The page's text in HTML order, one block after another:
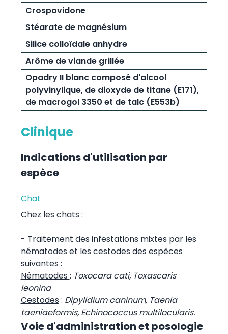
Crospovidone
Stéarate de magnésium
Silice colloïdale anhydre
Arôme de viande grillée
Opadry II blanc composé d'alcool
polyvinylique, de dioxyde de titane (E171),
de macrogol 3350 et de talc (E553b)
Clinique
Indications d'utilisation par
espèce
Chat
Chez les chats :
- Traitement des infestations mixtes par les
nématodes et les cestodes des espèces
suivantes :
Nématodes : Toxocara cati, Toxascaris
leonina
Cestodes : Dipylidium caninum, Taenia
taeniaeformis, Echinococcus multilocularis.
Voie d'administration et posologie